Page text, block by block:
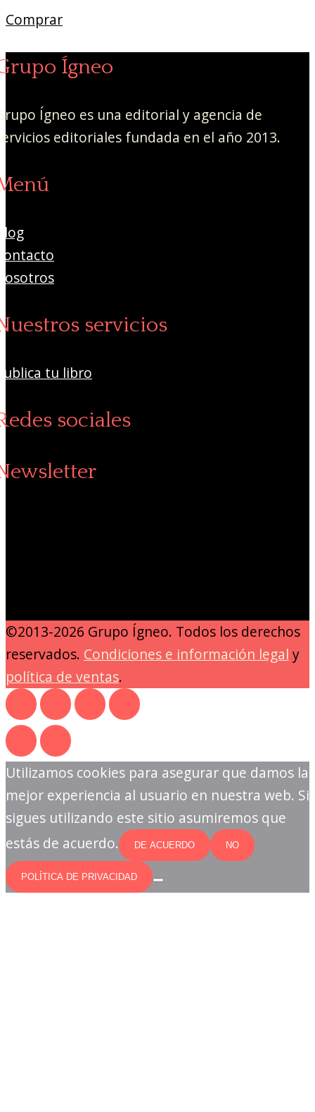
Comprar
Ígneo
Ígneo es una editorial y agencia de
editoriales fundada en el año 2013.
servicios
tu libro
sociales
©2013-2026 Grupo Ígneo. Todos los derechos
reservados. Condiciones e información legal y
política de ventas.
Utilizamos cookies para asegurar que damos la
mejor experiencia al usuario en nuestra web. Si
sigues utilizando este sitio asumiremos que
estás de acuerdo.
DE ACUERDO NO
POLÍTICA DE PRIVACIDAD